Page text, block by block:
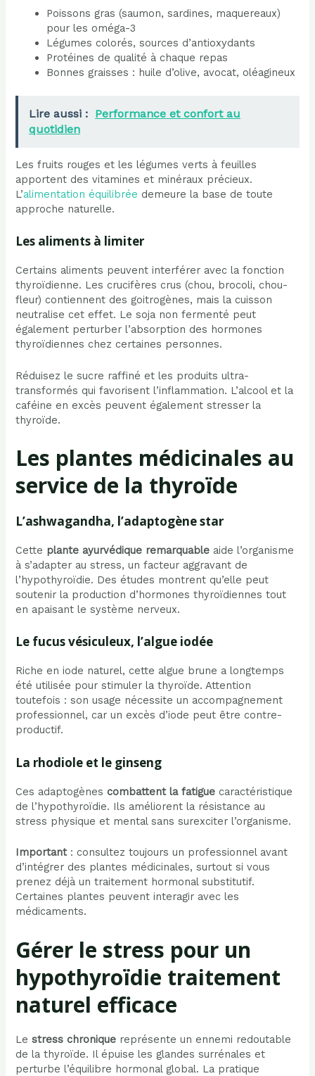
Poissons gras (saumon, sardines, maquereaux)
pour les oméga-3
Légumes colorés, sources d’antioxydants
Protéines de qualité à chaque repas
Bonnes graisses : huile d’olive, avocat, oléagineux
Lire aussi : Performance et confort au
quotidien
Les fruits rouges et les légumes verts à feuilles
apportent des vitamines et minéraux précieux.
L’alimentation équilibrée demeure la base de toute
approche naturelle.
Les aliments à limiter
Certains aliments peuvent interférer avec la fonction
thyroïdienne. Les crucifères crus (chou, brocoli, chou-
fleur) contiennent des goitrogènes, mais la cuisson
neutralise cet effet. Le soja non fermenté peut
également perturber l’absorption des hormones
thyroïdiennes chez certaines personnes.
Réduisez le sucre raffiné et les produits ultra-
transformés qui favorisent l’inflammation. L’alcool et la
caféine en excès peuvent également stresser la
thyroïde.
Les plantes médicinales au
service de la thyroïde
L’ashwagandha, l’adaptogène star
Cette plante ayurvédique remarquable aide l’organisme
à s’adapter au stress, un facteur aggravant de
l’hypothyroïdie. Des études montrent qu’elle peut
soutenir la production d’hormones thyroïdiennes tout
en apaisant le système nerveux.
Le fucus vésiculeux, l’algue iodée
Riche en iode naturel, cette algue brune a longtemps
été utilisée pour stimuler la thyroïde. Attention
toutefois : son usage nécessite un accompagnement
professionnel, car un excès d’iode peut être contre-
productif.
La rhodiole et le ginseng
Ces adaptogènescombattent la fatigue caractéristique
de l’hypothyroïdie. Ils améliorent la résistance au
stress physique et mental sans surexciter l’organisme.
Important : consultez toujours un professionnel avant
d’intégrer des plantes médicinales, surtout si vous
prenez déjà un traitement hormonal substitutif.
Certaines plantes peuvent interagir avec les
médicaments.
Gérer le stress pour un
hypothyroïdie traitement
naturel efficace
Lestress chronique représente un ennemi redoutable
de la thyroïde. Il épuise les glandes surrénales et
perturbe l’équilibre hormonal global. La pratique